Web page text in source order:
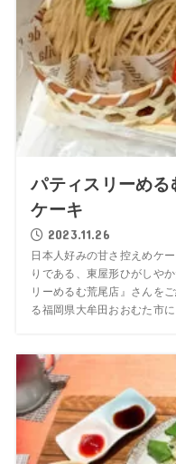
パティスリーめ
ケーキ
2023.11.26
日本人好みの甘さ控えめケ
りである、東屋形ひがしや
リーめるむ荒尾店』さんを
る福岡県大牟田おおむた市に